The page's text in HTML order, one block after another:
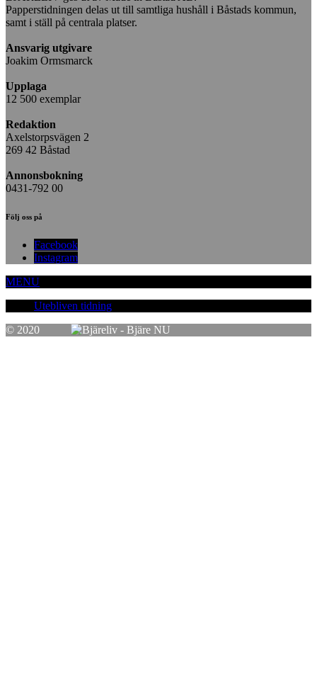
Papperstidningen delas ut till samtliga hushåll i Båstads kommun,
samt i ställ på centrala platser.
Ansvarig utgivare
Joakim Ormsmarck
Upplaga
12 500 exemplar
Redaktion
Axelstorpsvägen 2
269 42 Båstad
Annonsbokning
0431-792 00
Följ oss på
Facebook
Instagram
MENU
Utebliven tidning
© 2020